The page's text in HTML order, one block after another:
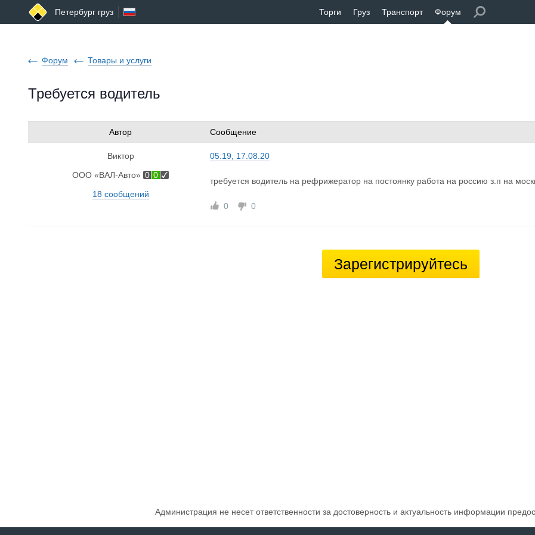
Петербург груз Торги Груз Транспорт Форум
Форум Товары и услуги
Требуется водитель
Автор Сообщение
Виктор
ООО «ВАЛ-Авто» 0 0
18 сообщений
05:19, 17.08.20
требуется водитель на рефрижератор на постоянку работа на россию з.п на
0 0
Зарегистрируйтесь
Администрация не несет ответственности за достоверность и актуальность информации